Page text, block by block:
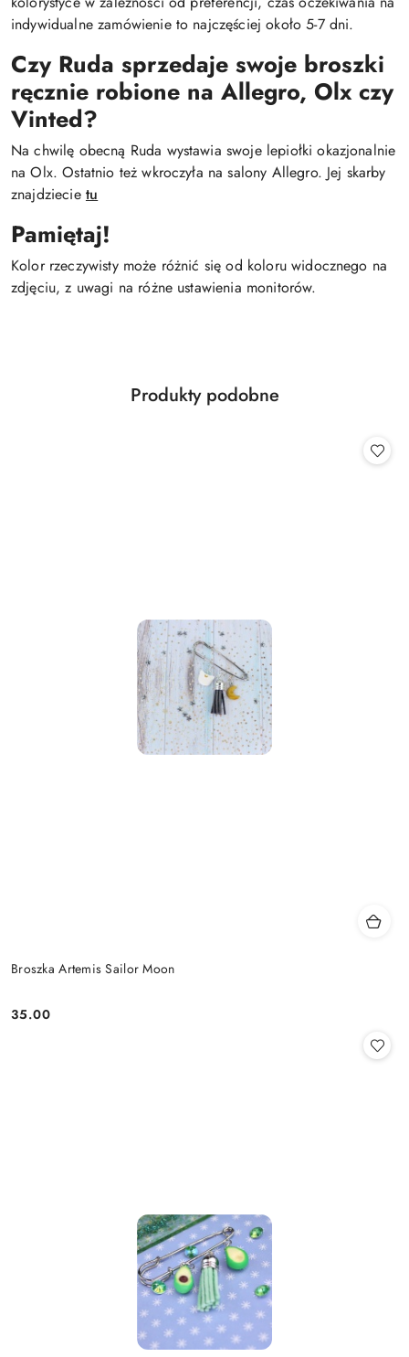
indywidualne zamówienie to najczęściej około 5-7 dni.
Czy Ruda sprzedaje swoje broszki
ręcznie robione na Allegro, Olx czy
Vinted?
Na chwilę obecną Ruda wystawia swoje lepiołki okazjonalnie
na Olx. Ostatnio też wkroczyła na salony Allegro. Jej skarby
znajdziecie tu
Pamiętaj!
Kolor rzeczywisty może różnić się od koloru widocznego na
zdjęciu, z uwagi na różne ustawienia monitorów.
Pomiń karuzelę produktów
Produkty
Produkty podobne
Broszka Artemis Sailor Moon
Cena:
35.00